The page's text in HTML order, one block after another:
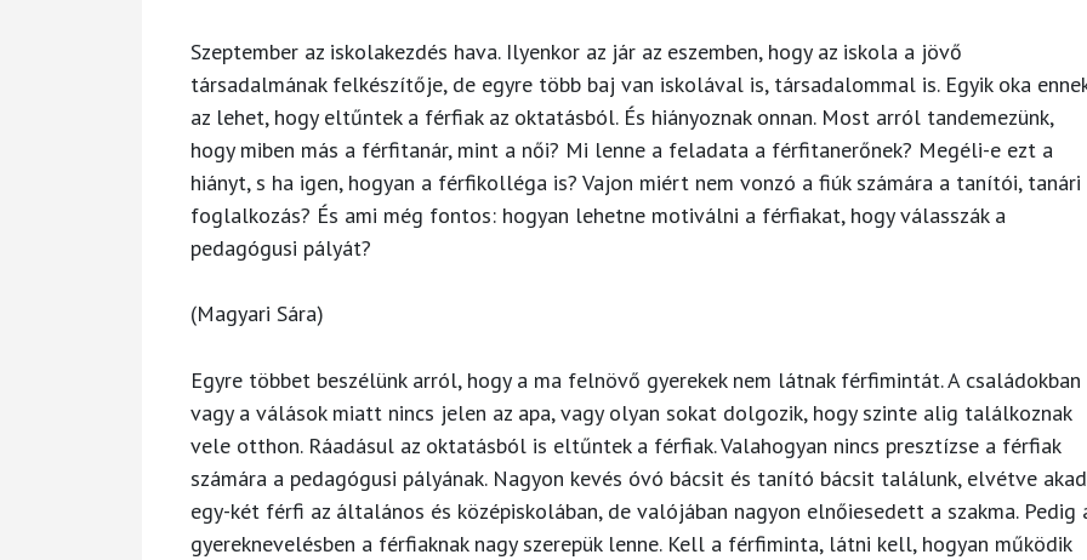
Szeptember az iskolakezdés hava. Ilyenkor az jár az eszemben, hogy az iskola a jövő
társadalmának felkészítője, de egyre több baj van iskolával is, társadalommal is. Egyik oka
az lehet, hogy eltűntek a férfiak az oktatásból. És hiányoznak onnan. Most arról tandemezünk,
hogy miben más a férfitanár, mint a női? Mi lenne a feladata a férfitanerőnek? Megéli-e ezt a
hiányt, s ha igen, hogyan a férfikolléga is? Vajon miért nem vonzó a fiúk számára a tanítói, tanári
foglalkozás? És ami még fontos: hogyan lehetne motiválni a férfiakat, hogy válasszák a
pedagógusi pályát?
(Magyari Sára)
Egyre többet beszélünk arról, hogy a ma felnövő gyerekek nem látnak férfimintát. A családokban
vagy a válások miatt nincs jelen az apa, vagy olyan sokat dolgozik, hogy szinte alig találkoznak
vele otthon. Ráadásul az oktatásból is eltűntek a férfiak. Valahogyan nincs presztízse a férfiak
számára a pedagógusi pályának. Nagyon kevés óvó bácsit és tanító bácsit találunk, elvétve akad
egy-két férfi az általános és középiskolában, de valójában nagyon elnőiesedett a szakma. Pedig
gyereknevelésben a férfiaknak nagy szerepük lenne. Kell a férfiminta, látni kell, hogyan működik